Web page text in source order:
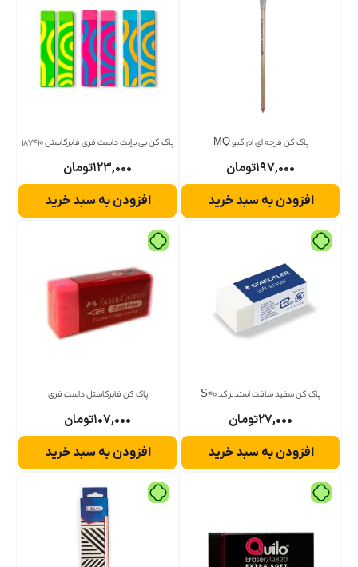
پاک کن فرچه ای ام کیو MQ
۱۹۷,۰۰۰تومان
افزودن به سبد خرید
پاک کن بی برایت داست فری فابرکاستل 187410
۱۲۳,۰۰۰تومان
افزودن به سبد خرید
پاک کن سفید سافت استدلر کد S40
۲۷,۰۰۰تومان
افزودن به سبد خرید
پاک کن فابرکاستل داست فری
۱۰۷,۰۰۰تومان
افزودن به سبد خرید